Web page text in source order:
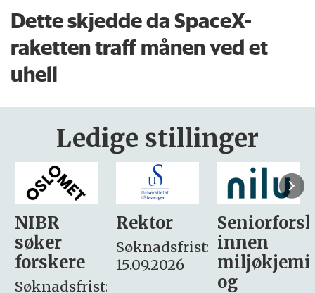
Dette skjedde da SpaceX-
raketten traff månen ved et
uhell
Ledige stillinger
Rektor
Søknadsfrist:
15.09.2026
Seniorforsker
innen
miljøkjemi
søker
– fast